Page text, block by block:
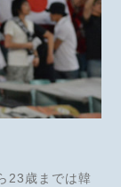
23歳までは韓